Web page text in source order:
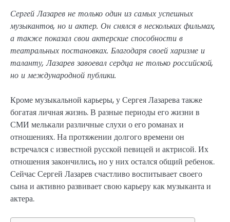
Сергей Лазарев не только один из самых успешных
музыкантов, но и актер. Он снялся в нескольких фильмах,
а также показал свои актерские способности в
театральных постановках. Благодаря своей харизме и
таланту, Лазарев завоевал сердца не только российской,
но и международной публики.
Кроме музыкальной карьеры, у Сергея Лазарева также
богатая личная жизнь. В разные периоды его жизни в
СМИ мелькали различные слухи о его романах и
отношениях. На протяжении долгого времени он
встречался с известной русской певицей и актрисой. Их
отношения закончились, но у них остался общий ребенок.
Сейчас Сергей Лазарев счастливо воспитывает своего
сына и активно развивает свою карьеру как музыканта и
актера.